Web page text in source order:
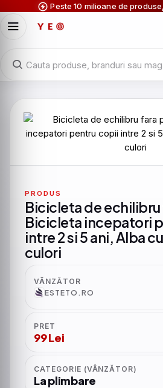
Peste 10 milioane de
PRODUS
Bicicleta de
Bicicleta incepatori
intre 2 si 5 ani, Alba
culori
VÂNZĂTOR
ESTETO.RO
PRET
99 Lei
CATEGORIE (VÂNZĂTOR)
La plimbare